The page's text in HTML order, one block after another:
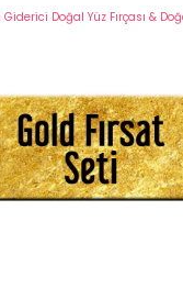
Giderici Doğal Yüz Fırçası &